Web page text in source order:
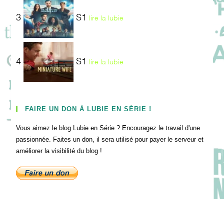
3 S1 lire la lubie
4 S1 lire la lubie
FAIRE UN DON À LUBIE EN SÉRIE !
Vous aimez le blog Lubie en Série ? Encouragez le travail d'une
passionnée. Faites un don, il sera utilisé pour payer le serveur et
améliorer la visibilité du blog !